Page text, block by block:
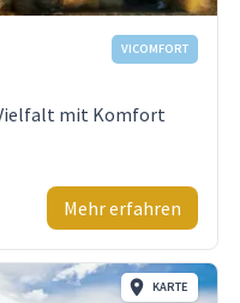
VICOMFORT
mit Komfort
Mehr erfahren
KARTE